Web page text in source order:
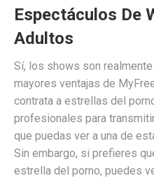
Espectáculos De
Adultos
Sí, los shows son
mayores ventajas de
contrata a estrellas del
profesionales para
que puedas ver a una de
Sin embargo, si prefieres
estrella del porno, puedes